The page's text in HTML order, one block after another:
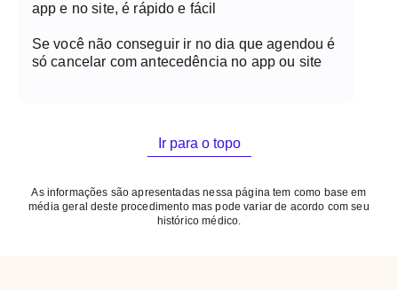
app e no site, é rápido e fácil
Se você não conseguir ir no dia que agendou é
só cancelar com antecedência no app ou site
Ir para o topo
As informações são apresentadas nessa página tem como base em
média geral deste procedimento mas pode variar de acordo com seu
histórico médico.